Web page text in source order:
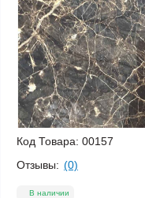
Код Товара: 00157
Отзывы: (0)
В наличии